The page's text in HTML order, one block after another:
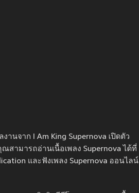
านจาก I Am King Supernova เปิดตัว
สามารถอ่านเนื้อเพลง Supernova ได้ที่
และฟังเพลง Supernova ออนไลน์